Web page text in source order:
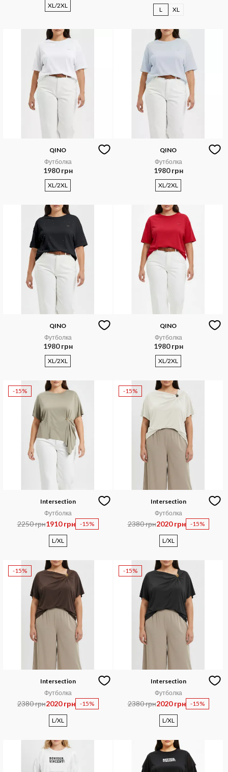
XL/2XL
L XL
QINO
Футболка
1980 грн
XL/2XL
QINO
Футболка
1980 грн
XL/2XL
QINO
Футболка
1980 грн
XL/2XL
QINO
Футболка
1980 грн
XL/2XL
-15%
Intersection
Футболка
2250 грн1910 грн -15%
L/XL
-15%
Intersection
Футболка
2380 грн2020 грн -15%
L/XL
-15%
Intersection
Футболка
2380 грн2020 грн -15%
L/XL
-15%
Intersection
Футболка
2380 грн2020 грн -15%
L/XL